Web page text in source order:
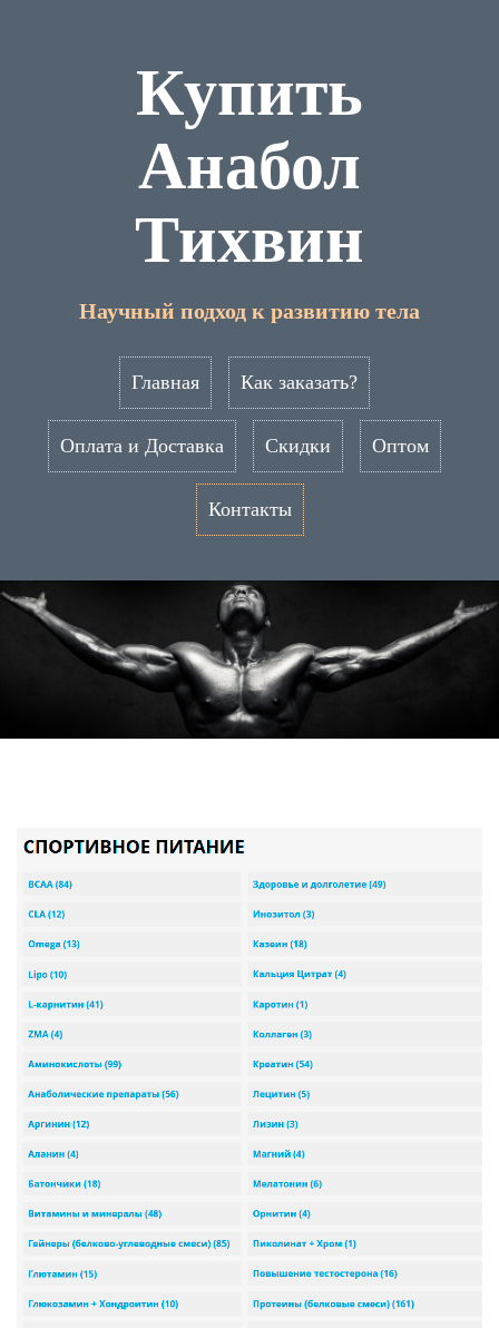
Купить
Анабол
Тихвин
Научный подход к развитию тела
Главная Как заказать?
Оплата и Доставка Скидки Оптом
Контакты